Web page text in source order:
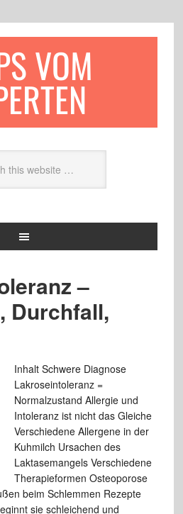
VOM
–
Durchfall,
Inhalt Schwere Diagnose
Lakroseintoleranz =
Normalzustand Allergie und
Intoleranz ist nicht das Gleiche
Verschiedene Allergene in der
Kuhmilch Ursachen des
Laktasemangels Verschiedene
Therapieformen Osteoporose
beim Schlemmen Rezepte
sie schleichend und